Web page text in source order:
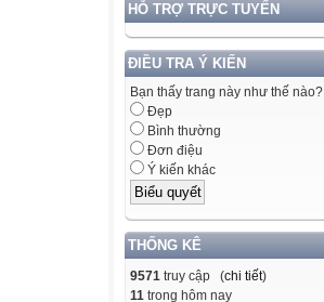
HỖ TRỢ TRỰC TUYẾN
ĐIỀU TRA Ý KIẾN
Bạn thấy trang này như thế nào?
Đẹp
Bình thường
Đơn điệu
Ý kiến khác
THỐNG KÊ
9571 truy cập (chi tiết)
11 trong hôm nay